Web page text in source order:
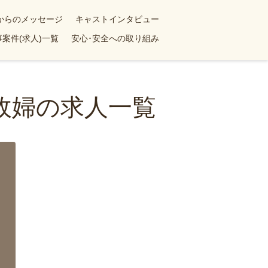
らのメッセージ
キャストインタビュー
案件(求人)一覧 安心･安全への取り組み
婦の求人一覧